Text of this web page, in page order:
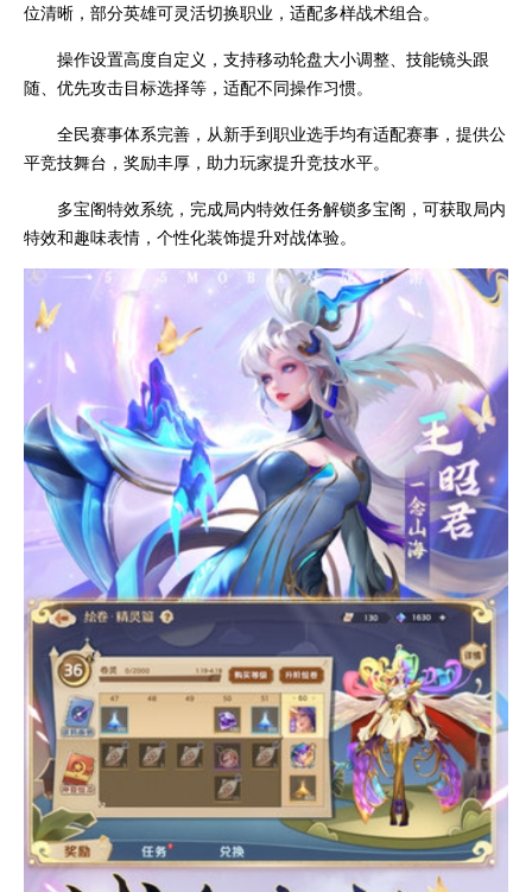
位清晰，部分英雄可灵活切换职业，适配多样战术组合。
操作设置高度自定义，支持移动轮盘大小调整、技能镜头跟
随、优先攻击目标选择等，适配不同操作习惯。
全民赛事体系完善，从新手到职业选手均有适配赛事，提供公
平竞技舞台，奖励丰厚，助力玩家提升竞技水平。
多宝阁特效系统，完成局内特效任务解锁多宝阁，可获取局内
特效和趣味表情，个性化装饰提升对战体验。